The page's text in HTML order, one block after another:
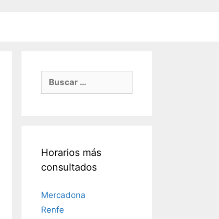
Buscar:
Horarios más
consultados
Mercadona
Renfe